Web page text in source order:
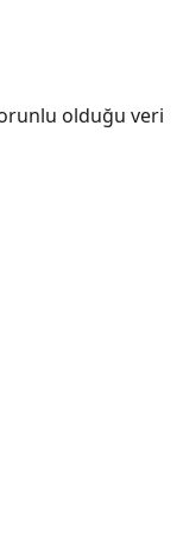
olduğu veri